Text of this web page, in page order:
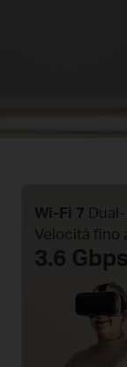
Wi-Fi 7
Velocità fino
3.6 Gbps